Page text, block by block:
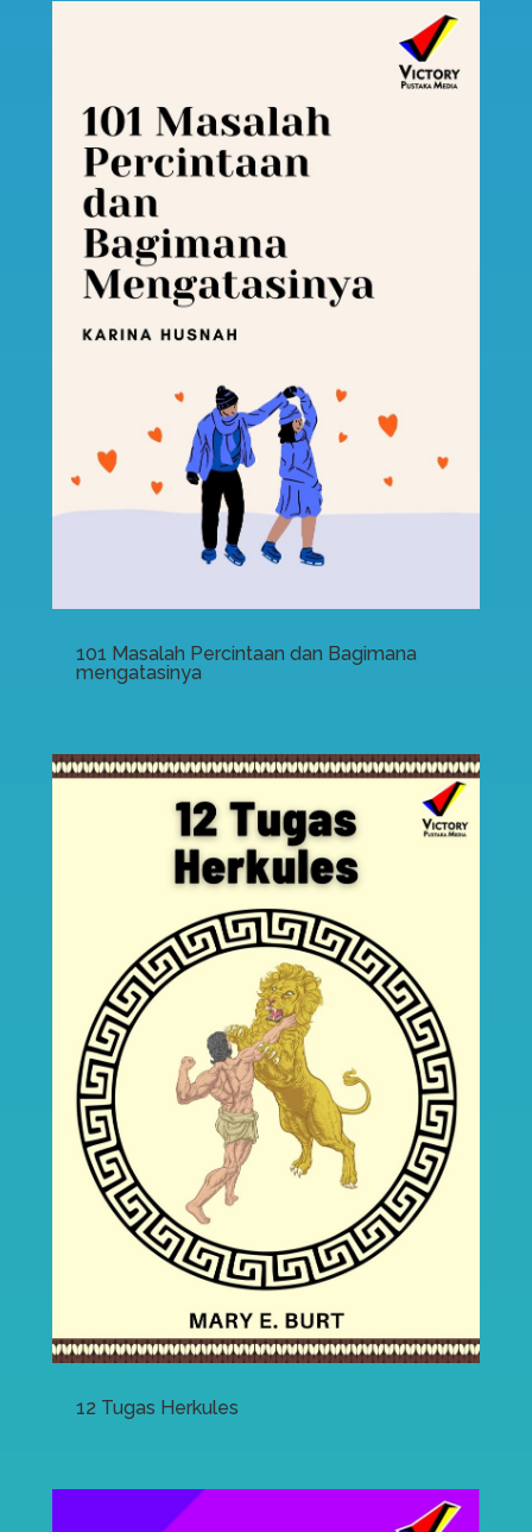
101 Masalah Percintaan dan Bagimana
mengatasinya
12 Tugas Herkules